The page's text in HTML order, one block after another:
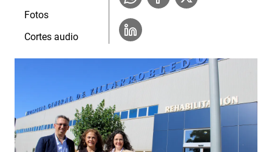
Fotos
Cortes audio